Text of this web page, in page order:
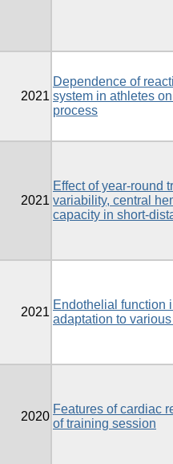
2021
Dependence of
system in athletes
process
2021
Effect of year-round
variability, central
capacity in short-
2021
Endothelial function
adaptation to
2020
Features of cardiac
of training session